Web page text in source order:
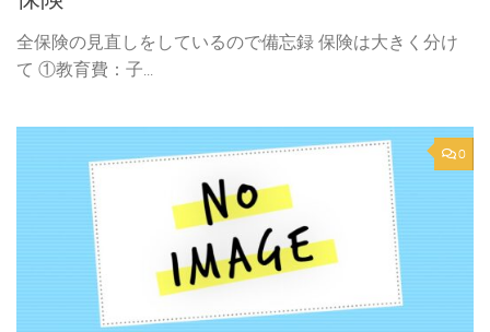
全保険の見直しをしているので備忘録 保険は大きく分け
て ①教育費：子...
0